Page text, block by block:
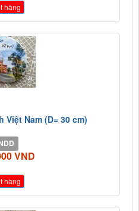
hàng
Việt Nam (D= 30 cm)
VND
hàng